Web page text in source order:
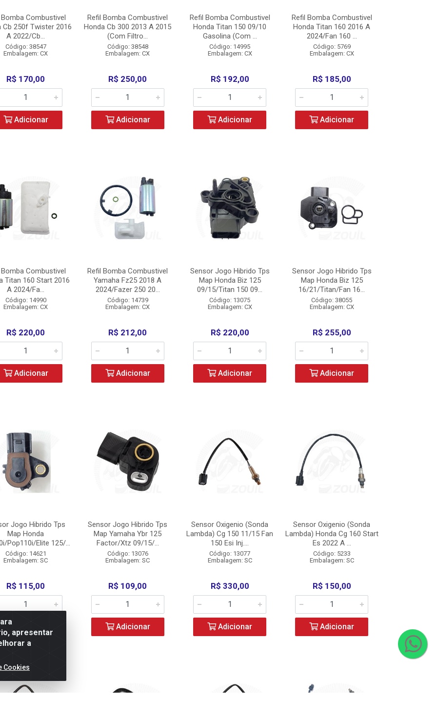
Combustivel
Cb 250f Twister 2016
A 2022/Cb...
Código: 38547
Embalagem: CX
R$ 170,00
Adicionar
Refil Bomba Combustivel
Honda Cb 300 2013 A 2015
(Com Filtro...
Código: 38548
Embalagem: CX
R$ 250,00
Adicionar
Refil Bomba Combustivel
Honda Titan 150 09/10
Gasolina (Com ...
Código: 14995
Embalagem: CX
R$ 192,00
Adicionar
Refil Bomba Combustivel
Honda Titan 160 2016 A
2024/Fan 160 ...
Código: 5769
Embalagem: CX
R$ 185,00
Adicionar
Combustivel
Titan 160 Start 2016
A 2024/Fa...
Código: 14990
Embalagem: CX
R$ 220,00
Adicionar
Refil Bomba Combustivel
Yamaha Fz25 2018 A
2024/Fazer 250 20...
Código: 14739
Embalagem: CX
R$ 212,00
Adicionar
Sensor Jogo Hibrido Tps
Map Honda Biz 125
09/15/Titan 150 09...
Código: 13075
Embalagem: CX
R$ 220,00
Adicionar
Sensor Jogo Hibrido Tps
Map Honda Biz 125
16/21/Titan/Fan 16...
Código: 38055
Embalagem: CX
R$ 255,00
Adicionar
Jogo Hibrido Tps
Map Honda
Pop110i/Elite 125/...
Código: 14621
Embalagem: SC
R$ 115,00
Adicionar
Sensor Jogo Hibrido Tps
Map Yamaha Ybr 125
Factor/Xtz 09/15/...
Código: 13076
Embalagem: SC
R$ 109,00
Adicionar
Sensor Oxigenio (Sonda
Lambda) Cg 150 11/15 Fan
150 Esi Inj....
Código: 13077
Embalagem: SC
R$ 330,00
Adicionar
Sensor Oxigenio (Sonda
Lambda) Honda Cg 160 Start
Es 2022 A ...
Código: 5233
Embalagem: SC
R$ 150,00
Adicionar
apresentar
a
Cookies